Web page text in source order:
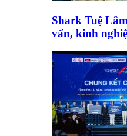
Shark Tuệ
vấn, kinh